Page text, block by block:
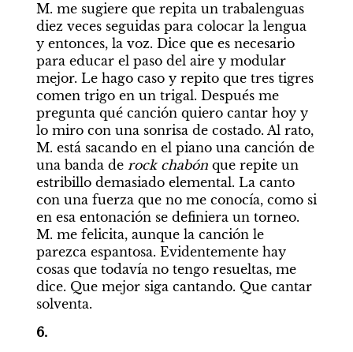
M. me sugiere que repita un trabalenguas
diez veces seguidas para colocar la lengua
y entonces, la voz. Dice que es necesario
para educar el paso del aire y modular
mejor. Le hago caso y repito que tres tigres
comen trigo en un trigal. Después me
pregunta qué canción quiero cantar hoy y
lo miro con una sonrisa de costado. Al rato,
M. está sacando en el piano una canción de
una banda de rock chabón que repite un
estribillo demasiado elemental. La canto
con una fuerza que no me conocía, como si
en esa entonación se definiera un torneo.
M. me felicita, aunque la canción le
parezca espantosa. Evidentemente hay
cosas que todavía no tengo resueltas, me
dice. Que mejor siga cantando. Que cantar
solventa.
6.